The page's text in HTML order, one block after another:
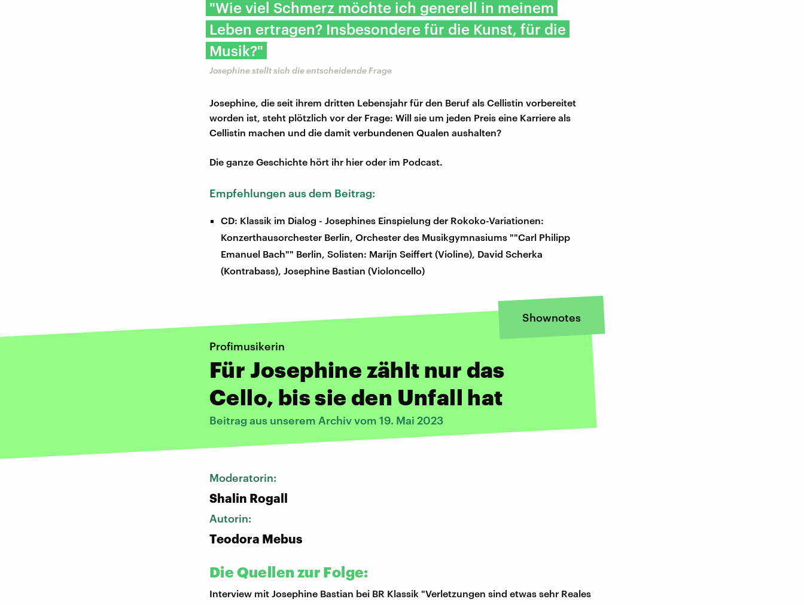
"Wie viel Schmerz möchte ich generell in meinem
Leben ertragen? Insbesondere für die Kunst, für die
Musik?"
Josephine stellt sich die entscheidende Frage
Josephine, die seit ihrem dritten Lebensjahr für den Beruf als Cellistin vorbereitet
worden ist, steht plötzlich vor der Frage: Will sie um jeden Preis eine Karriere als
Cellistin machen und die damit verbundenen Qualen aushalten?
Die ganze Geschichte hört ihr hier oder im Podcast.
Empfehlungen aus dem Beitrag:
CD: Klassik im Dialog - Josephines Einspielung der Rokoko-Variationen:
Konzerthausorchester Berlin, Orchester des Musikgymnasiums ""Carl Philipp
Emanuel Bach"" Berlin, Solisten: Marijn Seiffert (Violine), David Scherka
(Kontrabass), Josephine Bastian (Violoncello)
Shownotes
Profimusikerin
Für Josephine zählt nur das
Cello, bis sie den Unfall hat
Beitrag aus unserem Archiv vom 19. Mai 2023
Moderatorin:
Shalin Rogall
Autorin:
Teodora Mebus
Die Quellen zur Folge:
Interview mit Josephine Bastian bei BR Klassik "Verletzungen sind etwas sehr Reales